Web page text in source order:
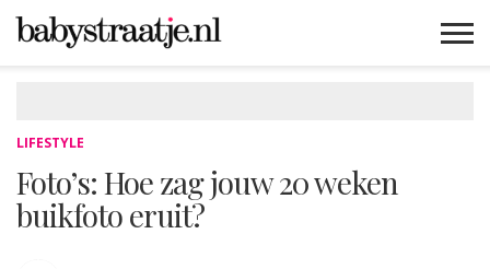
LIFESTYLE
Foto’s: Hoe zag jouw 20 weken
buikfoto eruit?